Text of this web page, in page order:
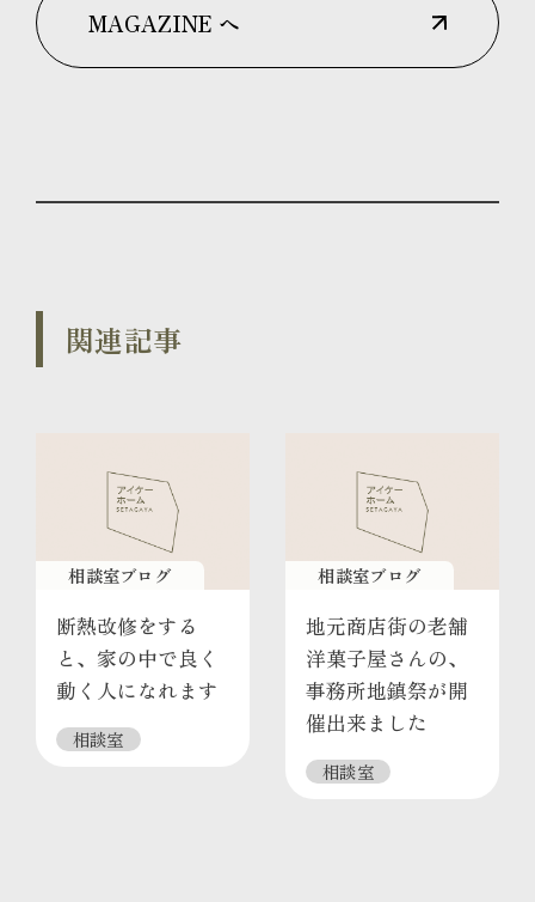
MAGAZINE へ
関連記事
相談室ブログ
断熱改修をする
と、家の中で良く
動く人になれます
相談室
相談室ブログ
地元商店街の老舗
洋菓子屋さんの、
事務所地鎮祭が開
催出来ました
相談室